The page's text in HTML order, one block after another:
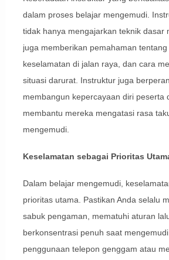
dalam proses belajar mengemudi.
tidak hanya mengajarkan teknik dasar
juga memberikan pemahaman tentang
keselamatan di jalan raya, dan cara
situasi darurat. Instruktur juga
membangun kepercayaan diri peserta
membantu mereka mengatasi rasa
mengemudi.
Keselamatan sebagai Prioritas
Dalam belajar mengemudi,
prioritas utama. Pastikan Anda selalu
sabuk pengaman, mematuhi aturan
berkonsentrasi penuh saat
penggunaan telepon genggam atau